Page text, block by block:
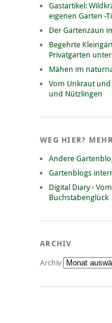
Gastartikel:
eigenen Garten -
Der Gartenzaun
Begehrte
Privatgarten
Mähen im
Vom Unkraut
und Nützlingen
WEG HIER?
Andere
Gartenblogs
Digital Diary -
Buchstabenglück
ARCHIV
Archiv